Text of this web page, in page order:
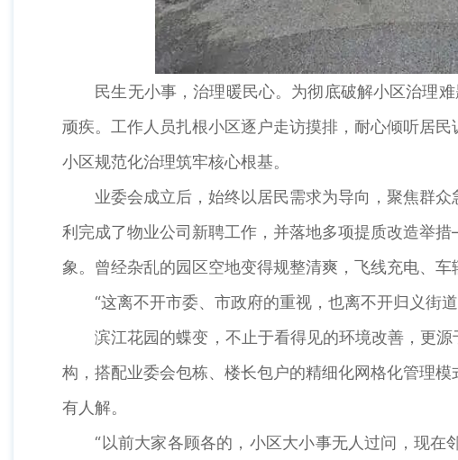
民生无小事，治理暖民心。为彻底破解小区治理难
顽疾。工作人员扎根小区逐户走访摸排，耐心倾听居
小区规范化治理筑牢核心根基。
业委会成立后，始终以居民需求为导向，聚焦群众
利完成了物业公司新聘工作，并落地多项提质改造举
象。曾经杂乱的园区空地变得规整清爽，飞线充电、
“这离不开市委、市政府的重视，也离不开归义街道
滨江花园的蝶变，不止于看得见的环境改善，更源
构，搭配业委会包栋、楼长包户的精细化网格化管理
有人解。
“以前大家各顾各的，小区大小事无人过问，现在邻